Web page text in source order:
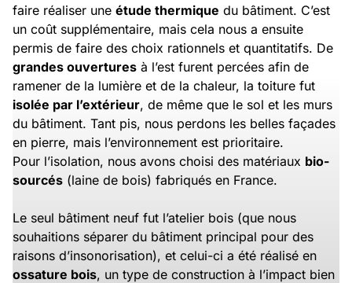
faire réaliser une étude thermique du bâtiment. C’est
un coût supplémentaire, mais cela nous a ensuite
permis de faire des choix rationnels et quantitatifs. De
grandes ouvertures à l’est furent percées afin de
ramener de la lumière et de la chaleur, la toiture fut
isolée par l’extérieur, de même que le sol et les murs
du bâtiment. Tant pis, nous perdons les belles façades
en pierre, mais l’environnement est prioritaire.
Pour l’isolation, nous avons choisi des matériaux bio-
sourcés (laine de bois) fabriqués en France.
Le seul bâtiment neuf fut l’atelier bois (que nous
souhaitions séparer du bâtiment principal pour des
raisons d’insonorisation), et celui-ci a été réalisé en
ossature bois, un type de construction à l’impact bien